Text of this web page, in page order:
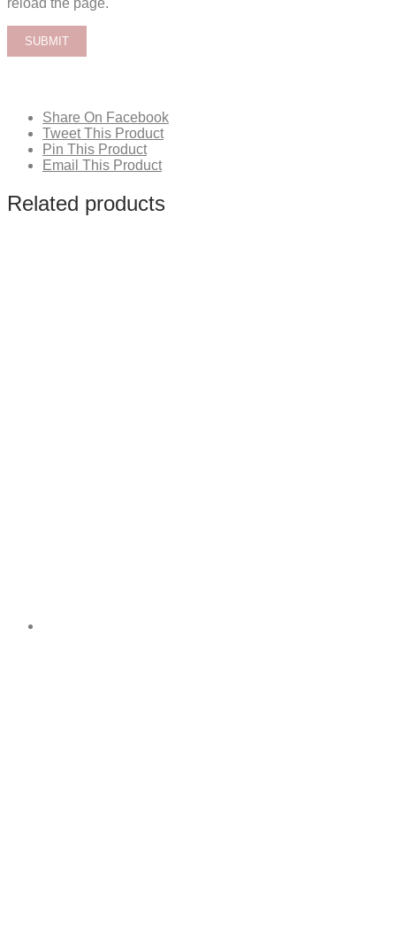
reload the page.
Share On Facebook
Tweet This Product
Pin This Product
Email This Product
Related products